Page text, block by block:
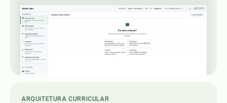
ARQUITETURA CURRICULAR